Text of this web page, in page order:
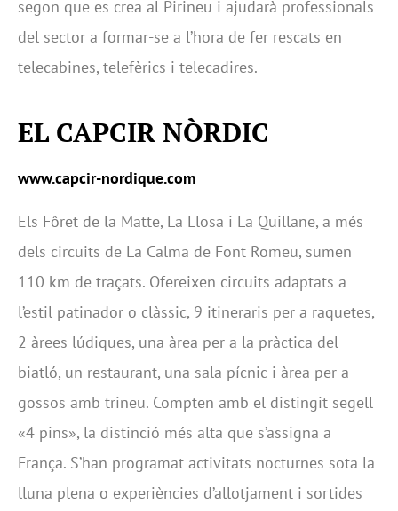
segon que es crea al Pirineu i ajudarà professionals
del sector a formar-se a l’hora de fer rescats en
telecabines, telefèrics i telecadires.
EL CAPCIR NÒRDIC
www.capcir-nordique.com
Els Fôret de la Matte, La Llosa i La Quillane, a més
dels circuits de La Calma de Font Romeu, sumen
110 km de traçats. Ofereixen circuits adaptats a
l’estil patinador o clàssic, 9 itineraris per a raquetes,
2 àrees lúdiques, una àrea per a la pràctica del
biatló, un restaurant, una sala pícnic i àrea per a
gossos amb trineu. Compten amb el distingit segell
«4 pins», la distinció més alta que s’assigna a
França. S’han programat activitats nocturnes sota la
lluna plena o experiències d’allotjament i sortides